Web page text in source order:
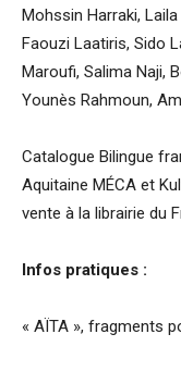
Mohssin Harraki,
Faouzi Laatiris, Sido
Maroufi, Salima Naji,
Younès Rahmoun,
Catalogue Bilingue
Aquitaine MÉCA et
vente à la librairie du
Infos pratiques :
« AÏTA », fragments